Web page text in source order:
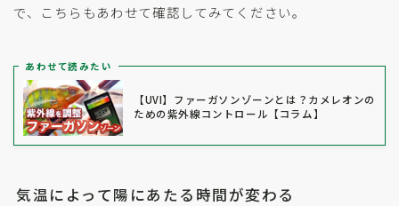
で、こちらもあわせて確認してみてください。
あわせて読みたい
【UVI】ファーガソンゾーンとは？カメレオンの
ための紫外線コントロール【コラム】
気温によって陽にあたる時間が変わる